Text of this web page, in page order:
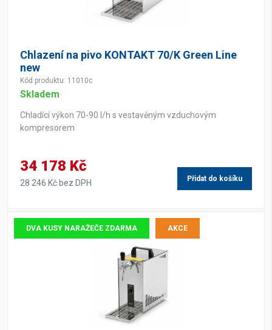
Chlazení na pivo KONTAKT 70/K Green Line
new
Kód produktu: 11010c
Skladem
Chladící výkon 70-90 l/h s vestavěným vzduchovým
kompresorem
34 178 Kč
28 246 Kč bez DPH Přidat do košíku
DVA KUSY NARAŽEČE ZDARMA AKCE